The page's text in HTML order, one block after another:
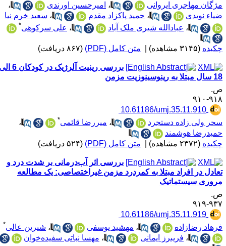
مهاجری ایروانی
،امیرحسین اورندی
،
نویدی
،حمید پاکزاد مقدم ،سعید خرم نیا
،عبادالله شیری ملک آباد ،علی سرکوهی
(۳۱۴۵ مشاهده) | متن کامل (PDF) (۸۶۷ دریافت)
بررسی رینیت آلرژیک در کودکان 6 الی
رینوسینوزیت مزمن
۹۱۰
‎ 10.61186/umj.35.11.910
ولی زاده دستجرد
،میررضا قائمی
،
هوشمند
(۲۳۷۲ مشاهده) | متن کامل (PDF) (۵۲۴ دریافت)
بررسی اثر آب‌درمانی بر شدت درد و
در افراد مبتلا به کمردرد مزمن غیراختصاصی: یک مطالعه
سیستماتیک
۹۱۹
‎ 10.61186/umj.35.11.919
رضازاده
،مهشید یوسفی ،شیرین عالی
،فریبرز ایمانی ،مهسا نباتی سفیده‌خوان